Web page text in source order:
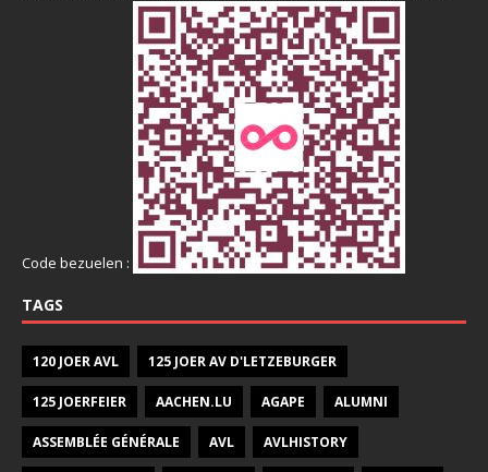
Code bezuelen :
TAGS
120 JOER AVL 125 JOER AV D'LETZEBURGER
125 JOERFEIER AACHEN.LU AGAPE ALUMNI
ASSEMBLÉE GÉNÉRALE AVL AVLHISTORY